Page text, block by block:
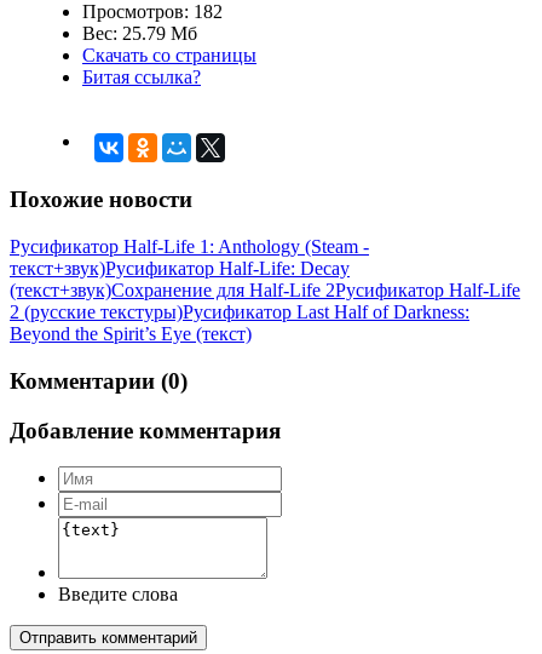
Просмотров: 182
Вес: 25.79 Мб
Скачать со страницы
Битая ссылка?
Похожие новости
Русификатор Half-Life 1: Anthology (Steam -
текст+звук)Русификатор Half-Life: Decay
(текст+звук)Сохранение для Half-Life 2Русификатор Half-Life
2 (русские текстуры)Русификатор Last Half of Darkness:
Beyond the Spirit’s Eye (текст)
Комментарии (0)
Добавление комментария
Введите слова
Отправить комментарий